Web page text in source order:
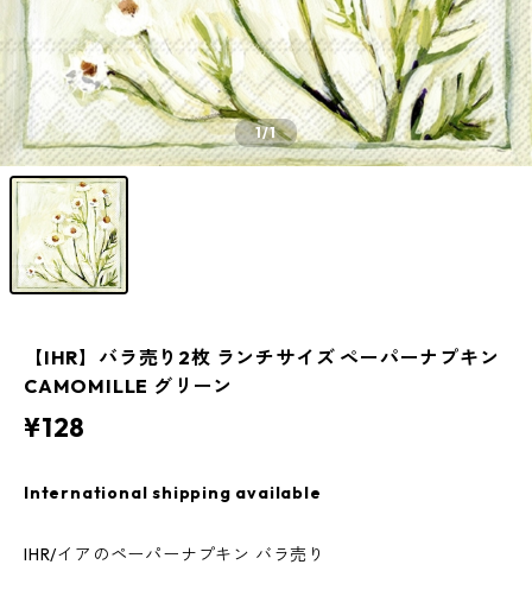
1/1
【IHR】バラ売り2枚 ランチサイズ ペーパーナプキン
CAMOMILLE グリーン
¥128
International shipping available
IHR/イアのペーパーナプキン バラ売り